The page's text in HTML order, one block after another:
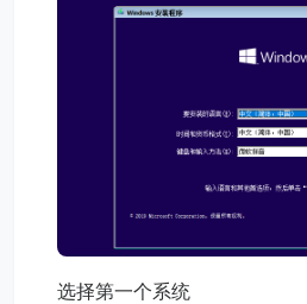
选择第一个系统